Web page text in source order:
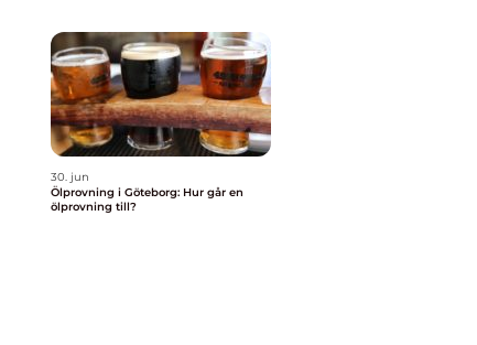
30. jun
Ölprovning i Göteborg: Hur går en
ölprovning till?